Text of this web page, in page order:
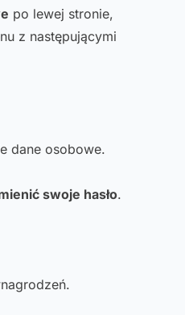
po lewej stronie,
z następującymi
dane osobowe.
swoje hasło.